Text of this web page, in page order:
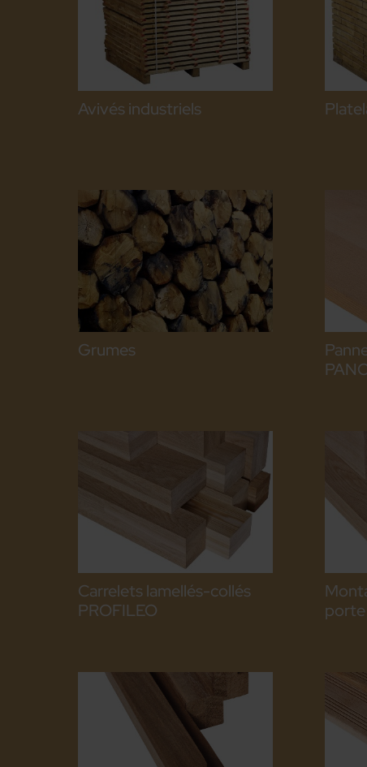
Avivés industriels
Grumes
Carrelets lamellés-collés
PROFILEO
porte